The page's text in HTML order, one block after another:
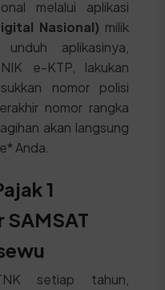
melalui aplikasi
Nasional) milik
aplikasinya,
e-KTP, lakukan
nomor polisi
nomor rangka
akan langsung
Anda.
1
SAMSAT
setiap tahun,